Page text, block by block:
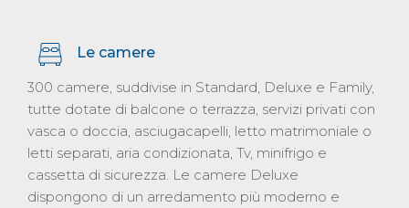
Le camere
300 camere, suddivise in Standard, Deluxe e Family,
tutte dotate di balcone o terrazza, servizi privati con
vasca o doccia, asciugacapelli, letto matrimoniale o
letti separati, aria condizionata, Tv, minifrigo e
cassetta di sicurezza. Le camere Deluxe
dispongono di un arredamento più moderno e